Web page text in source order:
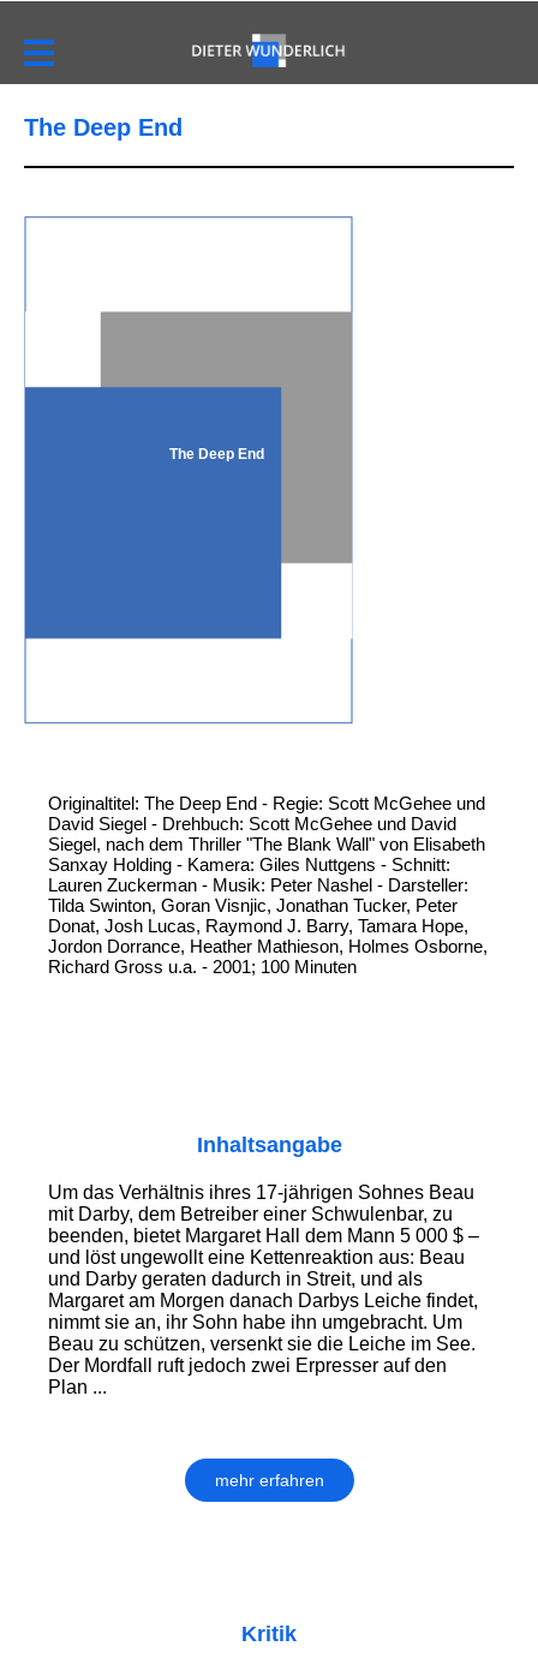
The Deep End
The Deep End
Originaltitel: The Deep End - Regie: Scott McGehee und
David Siegel - Drehbuch: Scott McGehee und David
Siegel, nach dem Thriller "The Blank Wall" von Elisabeth
Sanxay Holding - Kamera: Giles Nuttgens - Schnitt:
Lauren Zuckerman - Musik: Peter Nashel - Darsteller:
Tilda Swinton, Goran Visnjic, Jonathan Tucker, Peter
Donat, Josh Lucas, Raymond J. Barry, Tamara Hope,
Jordon Dorrance, Heather Mathieson, Holmes Osborne,
Richard Gross u.a. - 2001; 100 Minuten
Inhaltsangabe
Um das Verhältnis ihres 17-jährigen Sohnes Beau
mit Darby, dem Betreiber einer Schwulenbar, zu
beenden, bietet Margaret Hall dem Mann 5 000 $ –
und löst ungewollt eine Kettenreaktion aus: Beau
und Darby geraten dadurch in Streit, und als
Margaret am Morgen danach Darbys Leiche findet,
nimmt sie an, ihr Sohn habe ihn umgebracht. Um
Beau zu schützen, versenkt sie die Leiche im See.
Der Mordfall ruft jedoch zwei Erpresser auf den
Plan ...
mehr erfahren
Kritik